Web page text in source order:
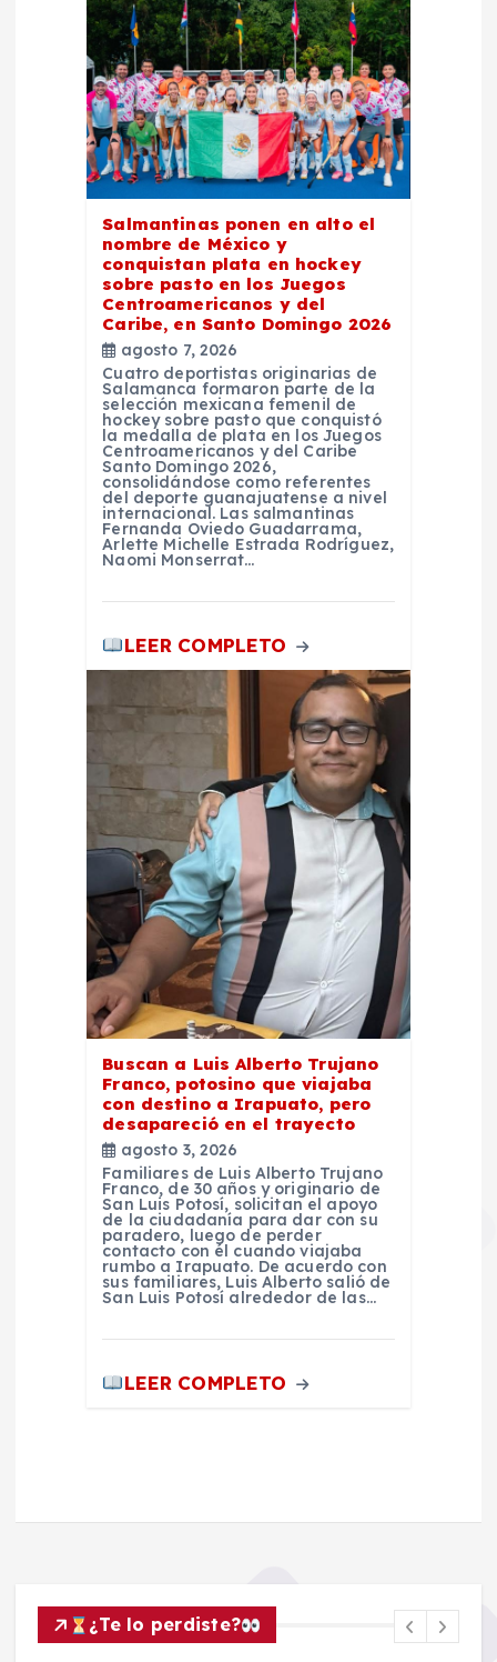
Salmantinas ponen en alto el
nombre de México y
conquistan plata en hockey
sobre pasto en los Juegos
Centroamericanos y del
Caribe, en Santo Domingo 2026
agosto 7, 2026
Cuatro deportistas originarias de
Salamanca formaron parte de la
selección mexicana femenil de
hockey sobre pasto que conquistó
la medalla de plata en los Juegos
Centroamericanos y del Caribe
Santo Domingo 2026,
consolidándose como referentes
del deporte guanajuatense a nivel
internacional. Las salmantinas
Fernanda Oviedo Guadarrama,
Arlette Michelle Estrada Rodríguez,
Naomi Monserrat…
LEER COMPLETO
Buscan a Luis Alberto Trujano
Franco, potosino que viajaba
con destino a Irapuato, pero
desapareció en el trayecto
agosto 3, 2026
Familiares de Luis Alberto Trujano
Franco, de 30 años y originario de
San Luis Potosí, solicitan el apoyo
de la ciudadanía para dar con su
paradero, luego de perder
contacto con él cuando viajaba
rumbo a Irapuato. De acuerdo con
sus familiares, Luis Alberto salió de
San Luis Potosí alrededor de las…
LEER COMPLETO
¿Te lo perdiste?